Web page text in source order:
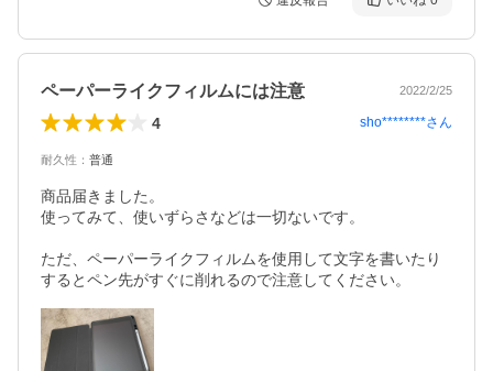
ペーパーライクフィルムには注意 2022/2/25
4 sho********さん
耐久性 ： 普通
商品届きました。
使ってみて、使いずらさなどは一切ないです。
ただ、ペーパーライクフィルムを使用して文字を書いたり
するとペン先がすぐに削れるので注意してください。